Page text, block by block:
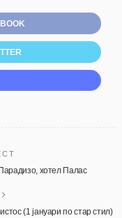
хотел Палас
(1 јануари по стар стил)